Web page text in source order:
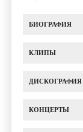
БИОГРАФИЯ
КЛИПЫ
ДИСКОГРАФИЯ
КОНЦЕРТЫ